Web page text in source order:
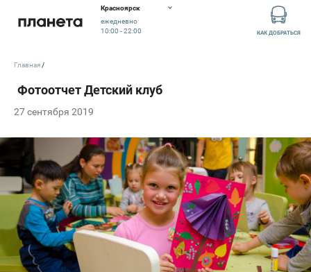
Красноярск
ежедневно
10:00 - 22:00
КАК ДОБРАТЬСЯ
27 сентября 2019
Главная